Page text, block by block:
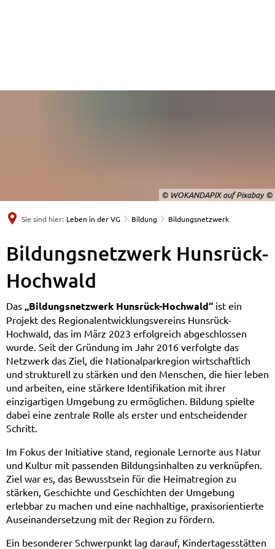
© WOKANDAPIX auf Pixabay
Sie sind hier: Leben in der VG Bildung Bildungsnetzwerk
Bildungsnetzwerk Hunsrück-
Hochwald
Das „Bildungsnetzwerk Hunsrück-Hochwald“ ist ein
Projekt des Regionalentwicklungsvereins Hunsrück-
Hochwald, das im März 2023 erfolgreich abgeschlossen
wurde. Seit der Gründung im Jahr 2016 verfolgte das
Netzwerk das Ziel, die Nationalparkregion wirtschaftlich
und strukturell zu stärken und den Menschen, die hier leben
und arbeiten, eine stärkere Identifikation mit ihrer
einzigartigen Umgebung zu ermöglichen. Bildung spielte
dabei eine zentrale Rolle als erster und entscheidender
Schritt.
Im Fokus der Initiative stand, regionale Lernorte aus Natur
und Kultur mit passenden Bildungsinhalten zu verknüpfen.
Ziel war es, das Bewusstsein für die Heimatregion zu
stärken, Geschichte und Geschichten der Umgebung
erlebbar zu machen und eine nachhaltige, praxisorientierte
Auseinandersetzung mit der Region zu fördern.
Ein besonderer Schwerpunkt lag darauf, Kindertagesstätten